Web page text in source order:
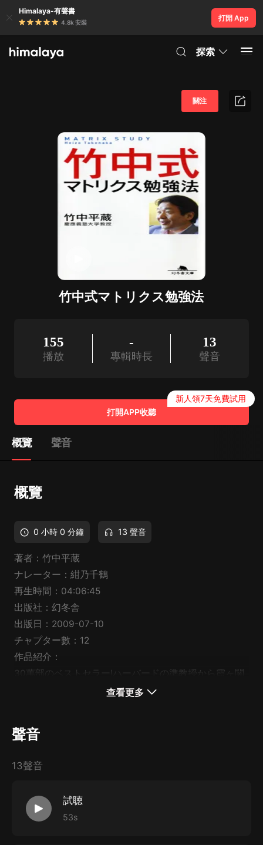
Himalaya-有聲書
4.8k 安裝
打開 App
探索
竹中式マトリクス勉強法
關注
155
播放
-
專輯時長
13
聲音
打開APP收聽
新人領7天免費試用
概覽 聲音
概覽
0 小時 0 分鐘 13 聲音
著者：竹中平蔵
ナレーター：紺乃千鶴
再生時間：04:06:45
出版社：幻冬舎
出版日：2009-07-10
チャプター數：12
作品紹介：
30萬部のベストセラー!ハーバードの準教授から霞ヶ関
へと活躍の場を移した竹中平蔵氏の、超効率的な勉強術
數々の施策を行った、竹中平蔵氏。そんな竹中氏が改め
マトリクス勉強法は、その根本的な質問をマトリクスを
べきなのかを明確に教えてくれます。さらに竹中氏が、
日本開発銀行にいたサラリーマン時代やハーバード大學
查看更多
聲音
13聲音
試聴
53s